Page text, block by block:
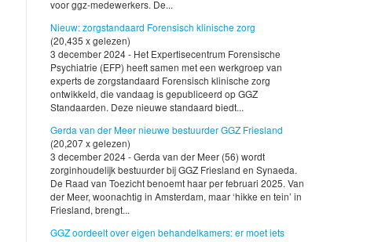
voor ggz-medewerkers. De...
Nieuw: zorgstandaard Forensisch klinische zorg
(20,435 x gelezen)
3 december 2024 - Het Expertisecentrum Forensische
Psychiatrie (EFP) heeft samen met een werkgroep van
experts de zorgstandaard Forensisch klinische zorg
ontwikkeld, die vandaag is gepubliceerd op GGZ
Standaarden. Deze nieuwe standaard biedt...
Gerda van der Meer nieuwe bestuurder GGZ Friesland
(20,207 x gelezen)
3 december 2024 - Gerda van der Meer (56) wordt
zorginhoudelijk bestuurder bij GGZ Friesland en Synaeda.
De Raad van Toezicht benoemt haar per februari 2025. Van
der Meer, woonachtig in Amsterdam, maar ‘hikke en tein’ in
Friesland, brengt...
GGZ oordeelt over eigen behandelkamers: er moet iets